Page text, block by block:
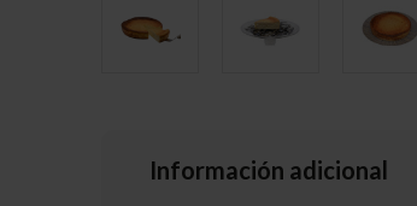
Información adicional